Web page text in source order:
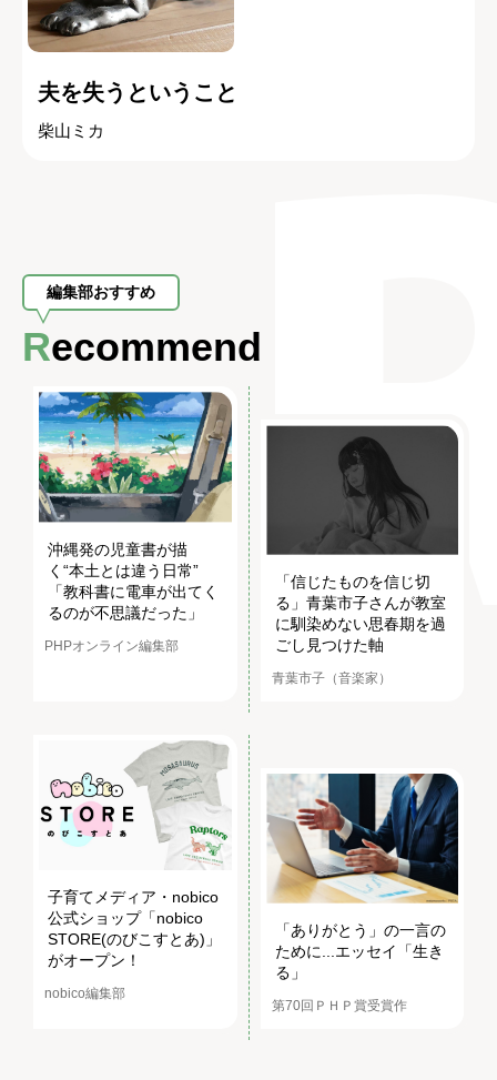
夫を失うということ
柴山ミカ
編集部おすすめ
Recommend
沖縄発の児童書が描
く“本土とは違う日常”
「教科書に電車が出てく
るのが不思議だった」
PHPオンライン編集部
「信じたものを信じ切
る」青葉市子さんが教室
に馴染めない思春期を過
ごし見つけた軸
青葉市子（音楽家）
子育てメディア・nobico
公式ショップ「nobico
STORE(のびこすとあ)」
がオープン！
nobico編集部
「ありがとう」の一言の
ために...エッセイ「生き
る」
第70回ＰＨＰ賞受賞作